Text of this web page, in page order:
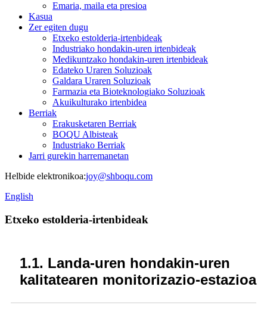
Emaria, maila eta presioa
Kasua
Zer egiten dugu
Etxeko estolderia-irtenbideak
Industriako hondakin-uren irtenbideak
Medikuntzako hondakin-uren irtenbideak
Edateko Uraren Soluzioak
Galdara Uraren Soluzioak
Farmazia eta Bioteknologiako Soluzioak
Akuikulturako irtenbidea
Berriak
Erakusketaren Berriak
BOQU Albisteak
Industriako Berriak
Jarri gurekin harremanetan
Helbide elektronikoa:joy@shboqu.com
English
Etxeko estolderia-irtenbideak
1.1. Landa-uren hondakin-uren
kalitatearen monitorizazio-estazioa